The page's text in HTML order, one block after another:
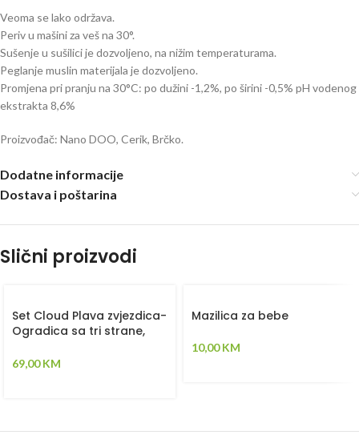
Veoma se lako održava.
Periv u mašini za veš na 30°.
Sušenje u sušilici je dozvoljeno, na nižim temperaturama.
Peglanje muslin materijala je dozvoljeno.
Promjena pri pranju na 30°C: po dužini -1,2%, po širini -0,5% pH vodenog
ekstrakta 8,6%
Proizvođač: Nano DOO, Cerik, Brčko.
Dodatne informacije
Dostava i poštarina
Slični proizvodi
Set Cloud Plava zvjezdica-
Ogradica sa tri strane,
ukrasna jastuka –
69,00KM
Mazilica za bebe
10,00KM